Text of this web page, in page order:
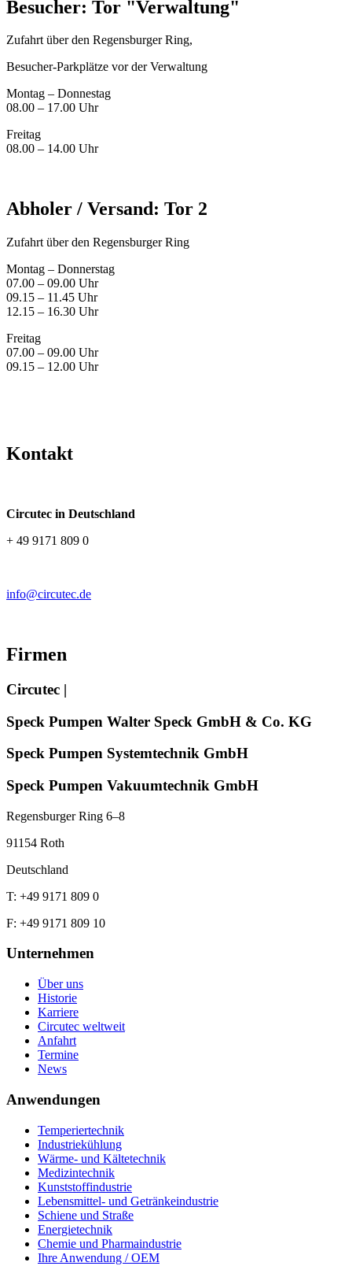
Besucher: Tor "Verwaltung"
Zufahrt über den Regensburger Ring,
Besucher-Parkplätze vor der Verwaltung
Montag – Donnestag
08.00 – 17.00 Uhr
Freitag
08.00 – 14.00 Uhr
Abholer / Versand: Tor 2
Zufahrt über den Regensburger Ring
Montag – Donnerstag
07.00 – 09.00 Uhr
09.15 – 11.45 Uhr
12.15 – 16.30 Uhr
Freitag
07.00 – 09.00 Uhr
09.15 – 12.00 Uhr
Kontakt
Circutec in Deutschland
+ 49 9171 809 0
info@circutec.de
Firmen
Circutec |
Speck Pumpen Walter Speck GmbH & Co. KG
Speck Pumpen Systemtechnik GmbH
Speck Pumpen Vakuumtechnik GmbH
Regensburger Ring 6–8
91154 Roth
Deutschland
T: +49 9171 809 0
F: +49 9171 809 10
Unternehmen
Über uns
Historie
Karriere
Circutec weltweit
Anfahrt
Termine
News
Anwendungen
Temperiertechnik
Industriekühlung
Wärme- und Kältetechnik
Medizintechnik
Kunststoffindustrie
Lebensmittel- und Getränkeindustrie
Schiene und Straße
Energietechnik
Chemie und Pharmaindustrie
Ihre Anwendung / OEM